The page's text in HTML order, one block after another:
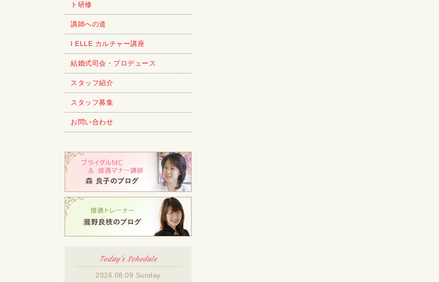
ト研修
講師への道
I ELLE カルチャー講座
結婚式司会・プロデュース
スタッフ紹介
スタッフ募集
お問い合わせ
Today's Schedule
2026.08.09 Sunday